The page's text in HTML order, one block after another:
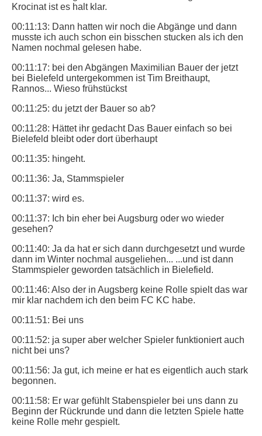
Krocinat ist es halt klar.
00:11:13: Dann hatten wir noch die Abgänge und dann
musste ich auch schon ein bisschen stucken als ich den
Namen nochmal gelesen habe.
00:11:17: bei den Abgängen Maximilian Bauer der jetzt
bei Bielefeld untergekommen ist Tim Breithaupt,
Rannos... Wieso frühstückst
00:11:25: du jetzt der Bauer so ab?
00:11:28: Hättet ihr gedacht Das Bauer einfach so bei
Bielefeld bleibt oder dort überhaupt
00:11:35: hingeht.
00:11:36: Ja, Stammspieler
00:11:37: wird es.
00:11:37: Ich bin eher bei Augsburg oder wo wieder
gesehen?
00:11:40: Ja da hat er sich dann durchgesetzt und wurde
dann im Winter nochmal ausgeliehen... ...und ist dann
Stammspieler geworden tatsächlich in Bielefield.
00:11:46: Also der in Augsberg keine Rolle spielt das war
mir klar nachdem ich den beim FC KC habe.
00:11:51: Bei uns
00:11:52: ja super aber welcher Spieler funktioniert auch
nicht bei uns?
00:11:56: Ja gut, ich meine er hat es eigentlich auch stark
begonnen.
00:11:58: Er war gefühlt Stabenspieler bei uns dann zu
Beginn der Rückrunde und dann die letzten Spiele hatte
keine Rolle mehr gespielt.